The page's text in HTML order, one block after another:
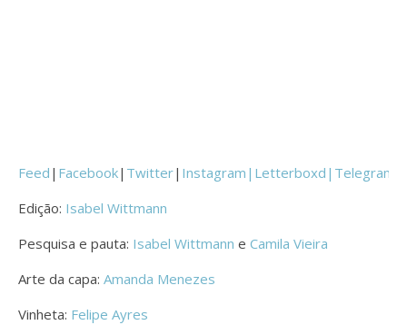
Feed | Facebook| Twitter| Instagram| Letterboxd | Telegram
Edição: Isabel Wittmann
Pesquisa e pauta: Isabel Wittmann e Camila Vieira
Arte da capa: Amanda Menezes
Vinheta: Felipe Ayres